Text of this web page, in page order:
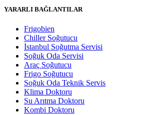
YARARLI BAĞLANTILAR
Frigobien
Chiller Soğutucu
İstanbul Soğutma Servisi
Soğuk Oda Servisi
Araç Soğutucu
Frigo Soğutucu
Soğuk Oda Teknik Servis
Klima Doktoru
Su Arıtma Doktoru
Kombi Doktoru